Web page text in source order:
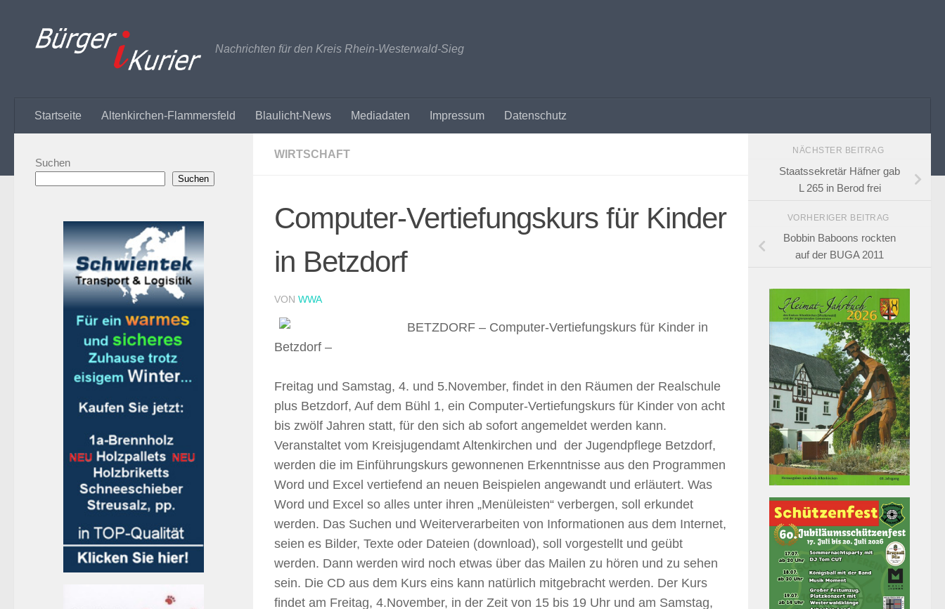
Nachrichten für den Kreis Rhein-Westerwald-Sieg
Startseite Altenkirchen-Flammersfeld Blaulicht-News Mediadaten Impressum Datenschutz
WIRTSCHAFT
Computer-Vertiefungskurs für Kinder
in Betzdorf
VON WWA
BETZDORF – Computer-Vertiefungskurs für Kinder in
Betzdorf –
Freitag und Samstag, 4. und 5.November, findet in den Räumen der Realschule
plus Betzdorf, Auf dem Bühl 1, ein Computer-Vertiefungskurs für Kinder von acht
bis zwölf Jahren statt, für den sich ab sofort angemeldet werden kann.
Veranstaltet vom Kreisjugendamt Altenkirchen und der Jugendpflege Betzdorf,
werden die im Einführungskurs gewonnenen Erkenntnisse aus den Programmen
Word und Excel vertiefend an neuen Beispielen angewandt und erläutert. Was
Word und Excel so alles unter ihren „Menüleisten“ verbergen, soll erkundet
werden. Das Suchen und Weiterverarbeiten von Informationen aus dem Internet,
seien es Bilder, Texte oder Dateien (download), soll vorgestellt und geübt
werden. Dann werden wird noch etwas über das Mailen zu hören und zu sehen
sein. Die CD aus dem Kurs eins kann natürlich mitgebracht werden. Der Kurs
findet am Freitag, 4.November, in der Zeit von 15 bis 19 Uhr und am Samstag,
Suchen
Suchen
NÄCHSTER BEITRAG
Staatssekretär Häfner gab
L 265 in Berod frei
VORHERIGER BEITRAG
Bobbin Baboons rockten
auf der BUGA 2011